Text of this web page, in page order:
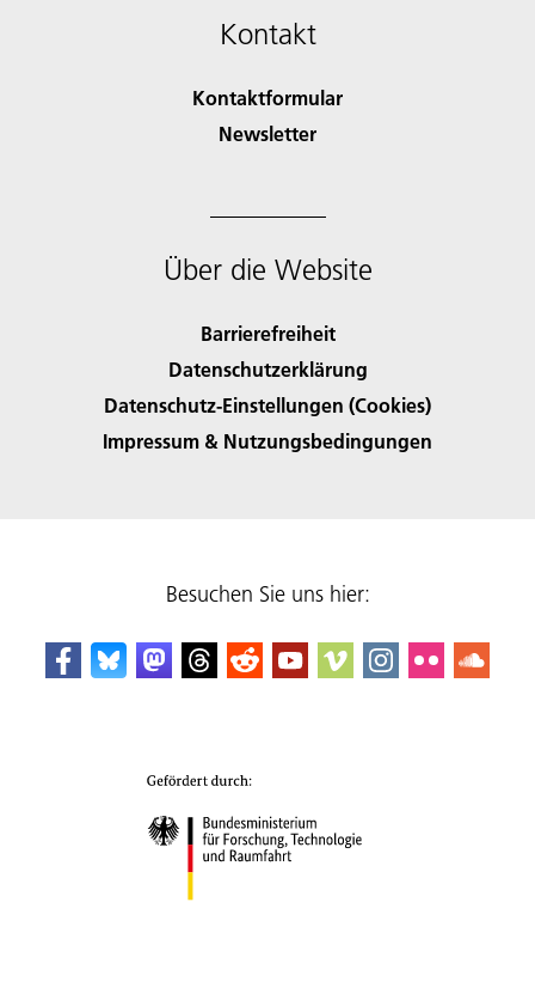
Kontakt
Kontaktformular
Newsletter
Über die Website
Barrierefreiheit
Datenschutzerklärung
Datenschutz-Einstellungen (Cookies)
Impressum & Nutzungsbedingungen
Besuchen Sie uns hier: